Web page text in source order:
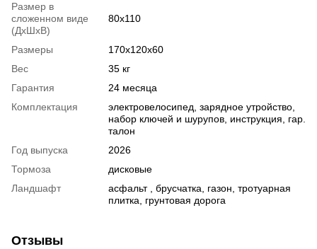
Размер в
сложенном виде
(ДхШхВ)
80x110
Размеры
170x120x60
Вес
35 кг
Гарантия
24 месяца
Комплектация
электровелосипед, зарядное утройство,
набор ключей и шурупов, инструкция, гар.
талон
Год выпуска
2026
Тормоза
дисковые
Ландшафт
асфальт , брусчатка, газон, тротуарная
плитка, грунтовая дорога
Отзывы